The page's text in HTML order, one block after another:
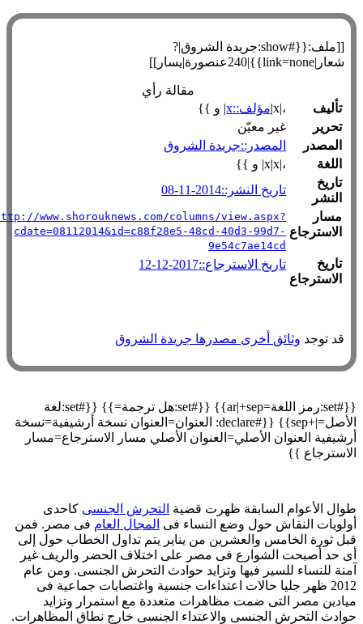
[[ملف:{{#show:جريدة الشروق|?
شعار|link=none}}|240عنصورة|يسار]]
مقالة رأي
تأليف
مؤلف::x | و }}
تحرير
غير معيّن
المصدر
المصدر::جريدة الشروق
اللغة
تاريخ
النشر
تاريخ النشر::2014-11-08
مسار
الاسترجاع
http://www.shorouknews.com/columns/view.aspx?
cdate=08112014&id=c88f28e5-48cd-40d3-99d7-
9e54c7ae14cd
تاريخ
الاسترجاع
تاريخ الاسترجاع::2017-12-12
قد توجدوثائق أخرى مصدرها جريدة الشروق
{{#set:رمز اللغة=ar|+sep}} {{#set:هل ترجمة=}} {{#set:لغة
الأصل=|+sep}} {{#declare: العنوان=العنوان نسخة أرشيفية=نسخة
أرشيفية العنوان الأصلي=العنوان الأصلي مسار الاسترجاع=مسار
الاسترجاع }}
طوال الأعوام السابقة ظهرت قضيةالتحرش الجنسىكاحدى
أولويات النقاش حول وضع النساء فى المجال العامفى مصر. فمن
قبل ثورة الخامس والعشرين من يناير يتم تداول الخطاب حول إلى
أى حد أصبحت الشوارع فى مصر على اختلاف الحضر والريف غير
آمنة للنساء للسير فيها وتزايد حوادث التحرش الجنسى. ومن عام
2012 ظهر جليا حالات اعتداءات جنسية واغتصابات جماعية فى
ميادين مصر التى ضمت مظاهرات متعددة مع استمرار وتزايد
حوادث التحرش الجنسى والاعتداء الجنسى خارج نطاق المظاهرات.